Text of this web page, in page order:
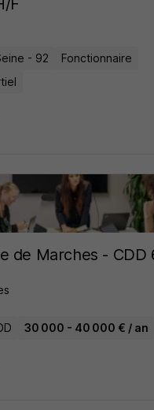
F
- 92
Fonctionnaire
de Marches - CDD
30 000 - 40 000 € / an